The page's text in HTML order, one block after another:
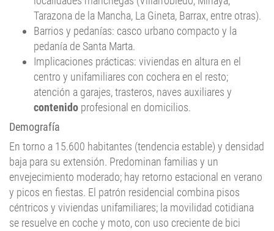
Tarazona de la Mancha, La Gineta, Barrax, entre otras).
Barrios y pedanías: casco urbano compacto y la
pedanía de Santa Marta.
Implicaciones prácticas: viviendas en altura en el
centro y unifamiliares con cochera en el resto;
atención a garajes, trasteros, naves auxiliares y
contenido profesional en domicilios.
Demografía
En torno a 15.600 habitantes (tendencia estable) y densidad
baja para su extensión. Predominan familias y un
envejecimiento moderado; hay retorno estacional en verano
y picos en fiestas. El patrón residencial combina pisos
céntricos y viviendas unifamiliares; la movilidad cotidiana
se resuelve en coche y moto, con uso creciente de bici